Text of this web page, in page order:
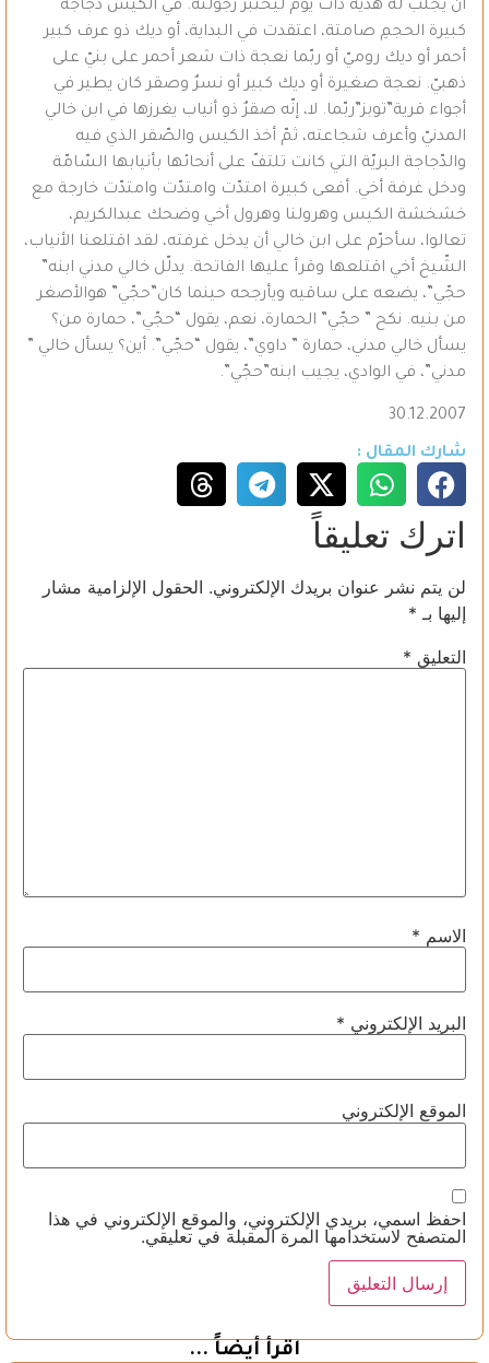
أن يجلب له هديّة ذات يوم ليختبر رجولته. في الكيس دجاجة
كبيرة الحجمِ صامتة، اعتقدت في البداية، أو ديك ذو عرف كبير
أحمر أو ديك روميّ أو ربّما نعجة ذات شعر أحمر على بنيّ على
ذهبيّ. نعجة صغيرة أو ديك كبير أو نسرٌ وصقر كان يطير في
أجواء قرية”توبز”ربّما. لا، إنّه صقرٌ ذو أنياب يغرزها في ابن خالي
المدنيّ وأعرف شجاعته، ثمّ أخذ الكيس والصّقر الذي فيه
والدّجاجة البريّة التي كانت تلتفّ على أنحائها بأنيابها السّامّة
ودخل غرفة أخي. أفعى كبيرة امتدّت وامتدّت وامتدّت خارجة مع
خشخشة الكيس وهرولنا وهرول أخي وضحك عبدالكريم،
تعالوا، سأحرّم على ابن خالي أن يدخل غرفته، لقد اقتلعنا الأنياب،
الشّيخ أخي اقتلعها وقرأ عليها الفاتحة. يدلّل خالي مدني ابنه”
حجّي”، يضعه على ساقيه ويأرجحه حينما كان”حجّي” هوالأصغر
من بنيه. نكح ” حجّي” الحمارة، نعم، يقول “حجّي”، حمارة من؟
يسأل خالي مدني، حمارة ” داوي”، يقول “حجّي”. أين؟ يسأل خالي ”
مدني”، في الوادي، يجيب ابنه”حجّي”.
30.12.2007
شارك المقال :
اترك تعليقاً
لن يتم نشر عنوان بريدك الإلكتروني. الحقول الإلزامية مشار
إليها بـ *
التعليق *
الاسم *
البريد الإلكتروني *
الموقع الإلكتروني
احفظ اسمي، بريدي الإلكتروني، والموقع الإلكتروني في هذا
المتصفح لاستخدامها المرة المقبلة في تعليقي.
اقرأ أيضاً ...